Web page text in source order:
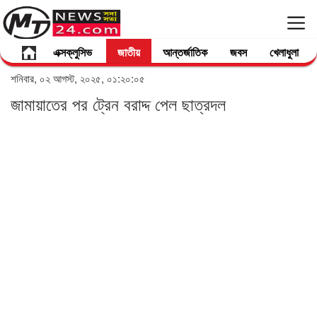
এক্সক্লুসিভ জাতীয় আন্তর্জাতিক জবস খেলাধুলা
শনিবার, ০২ আগস্ট, ২০২৫, ০১:২০:০৫
জামায়াতের পর ট্রেন বরাদ্দ পেল ছাত্রদল